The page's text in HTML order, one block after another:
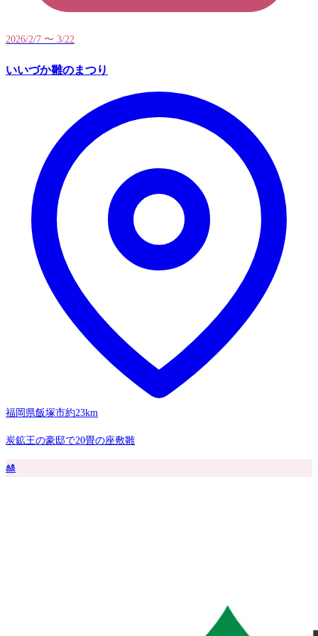
2026/2/7 〜 3/22
いいづか雛のまつり
福岡県飯塚市約23km
炭鉱王の豪邸で20畳の座敷雛
🎎